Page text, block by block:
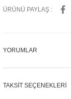
ÜRÜNÜ PAYLAŞ :
YORUMLAR
TAKSIT SEÇENEKLERI